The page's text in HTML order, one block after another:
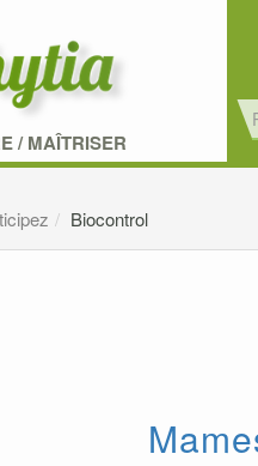
/MAÎTRISER
Biocontrol